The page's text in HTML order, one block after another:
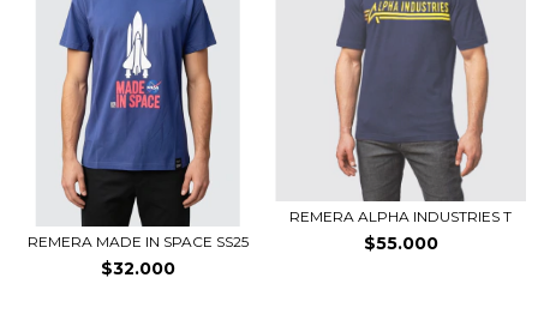
REMERA MADE IN SPACE SS25
$32.000
REMERA ALPHA INDUSTRIES T
$55.000